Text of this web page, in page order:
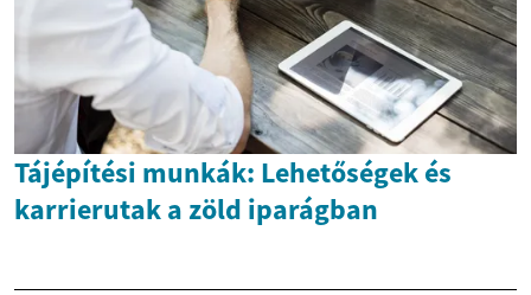
Tájépítési munkák: Lehetőségek és
karrierutak a zöld iparágban